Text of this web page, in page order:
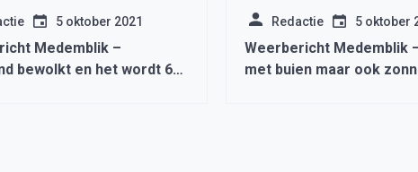
5 oktober 2021
Medemblik –
bewolkt en het wordt 6
Redactie 5 oktober
Weerbericht Medemblik
met buien maar ook